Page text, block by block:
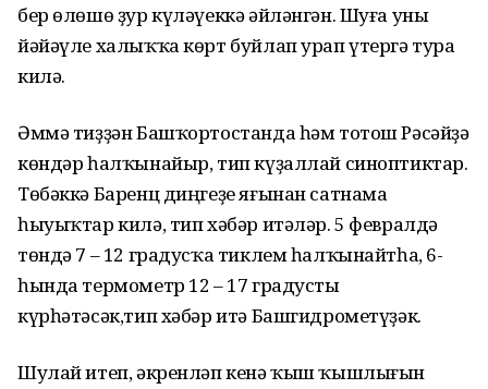
бер өлөшө ҙур күләүеккә әйләнгән. Шуға уны
йәйәүле халыҡҡа көрт буйлап урап үтергә тура
килә.
Әммә тиҙҙән Башҡортостанда һәм тотош Рәсәйҙә
көндәр һалҡынайыр, тип күҙаллай синоптиктар.
Төбәккә Баренц диңгеҙе яғынан сатнама
һыуыҡтар килә, тип хәбәр итәләр. 5 февралдә
төндә 7 – 12 градусҡа тиклем һалҡынайтһа, 6-
һында термометр 12 – 17 градусты
күрһәтәсәк,тип хәбәр итә Башгидрометүҙәк.
Шулай итеп, әкренләп кенә ҡыш ҡышлығын